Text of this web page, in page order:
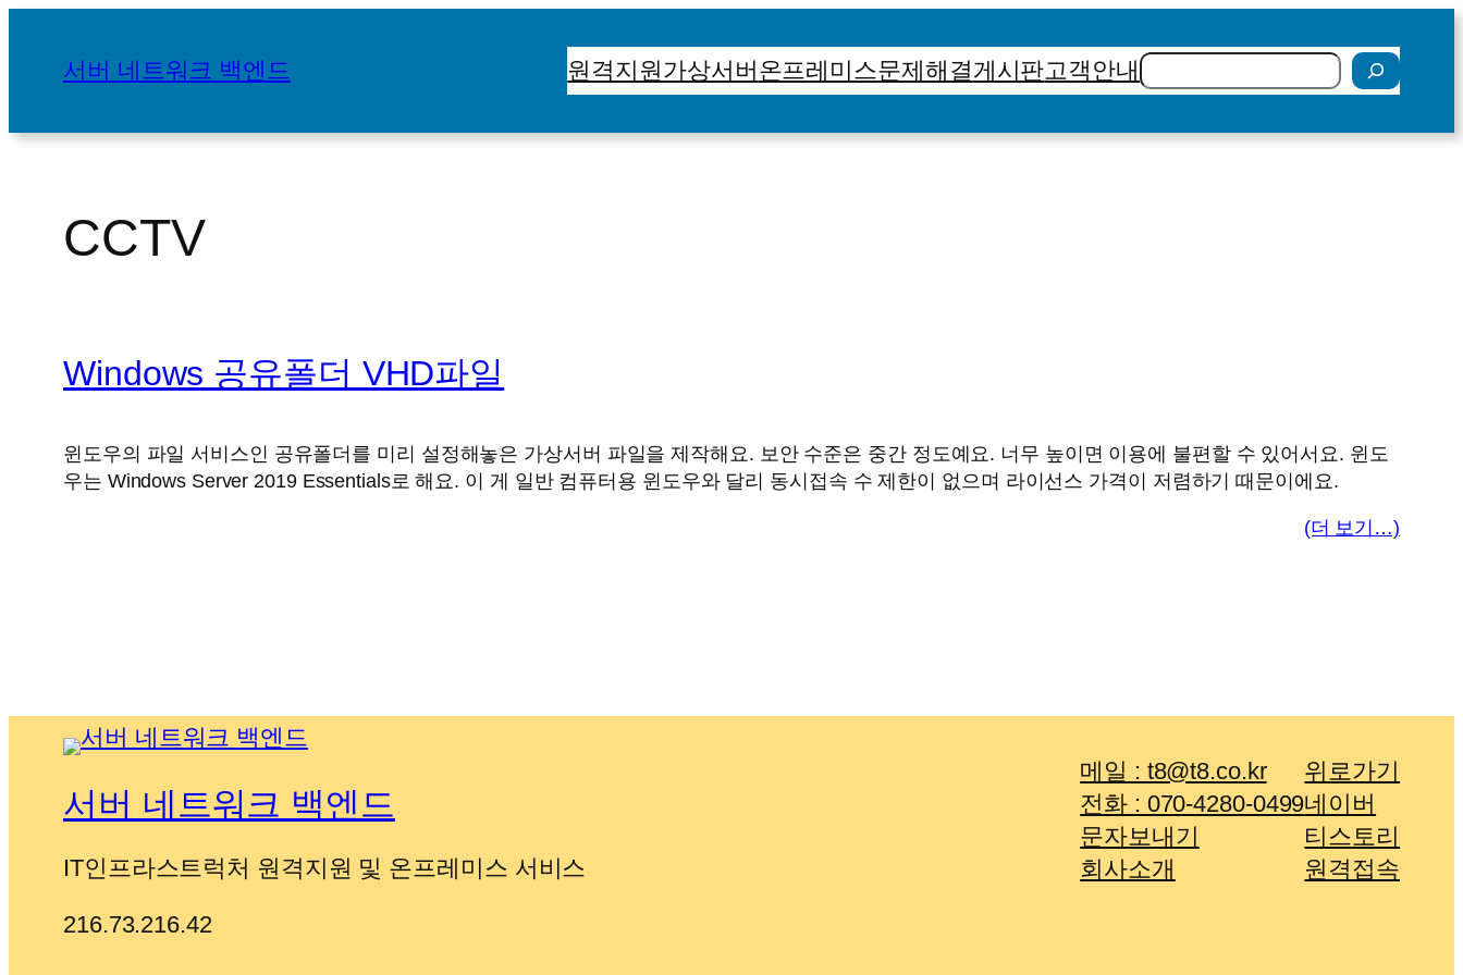
서버 네트워크 백엔드 원격지원가상서버온프레미스문제해결게시판고객안내
색
CCTV
Windows 공유폴더 VHD파일
윈도우의 파일 서비스인 공유폴더를 미리 설정해놓은 가상서버 파일을 제작해요. 보안 수준은 중간 정도예요. 너무 높이면 이용에 불편할 수 있어서요. 윈도
우는 Windows Server 2019 Essentials로 해요. 이 게 일반 컴퓨터용 윈도우와 달리 동시접속 수 제한이 없으며 라이선스 가격이 저렴하기 때문이에요.
(더 보기…)
서버 네트워크 백엔드
IT인프라스트럭처 원격지원 및 온프레미스 서비스
216.73.216.42
메일 : t8@t8.co.kr
전화 : 070-4280-0499
문자보내기
회사소개
위로가기
네이버
티스토리
원격접속